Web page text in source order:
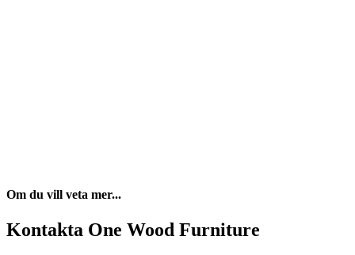
Om du vill veta mer...
Kontakta One Wood Furniture